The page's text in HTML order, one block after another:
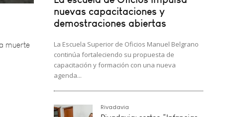
nuevas capacitaciones y
demostraciones abiertas
La Escuela Superior de Oficios Manuel Belgrano
continúa fortaleciendo su propuesta de
capacitación y formación con una nueva
agenda...
Rivadavia